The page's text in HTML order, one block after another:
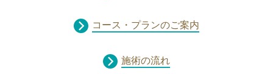
コース・プランのご案内
施術の流れ